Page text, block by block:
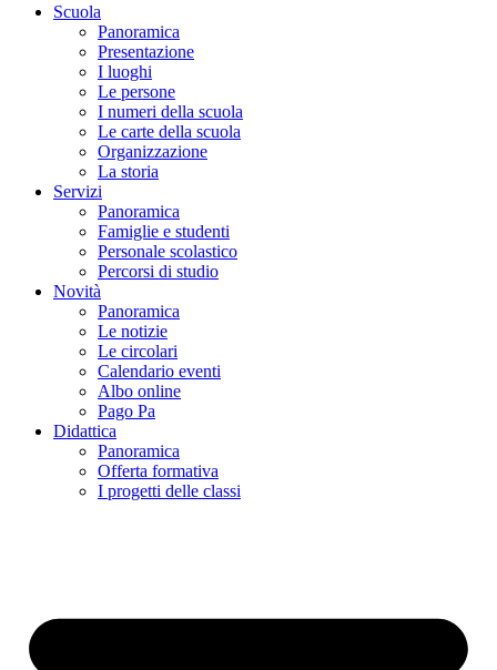
Scuola
Panoramica
Presentazione
I luoghi
Le persone
I numeri della scuola
Le carte della scuola
Organizzazione
La storia
Servizi
Panoramica
Famiglie e studenti
Personale scolastico
Percorsi di studio
Novità
Panoramica
Le notizie
Le circolari
Calendario eventi
Albo online
Pago Pa
Didattica
Panoramica
Offerta formativa
I progetti delle classi